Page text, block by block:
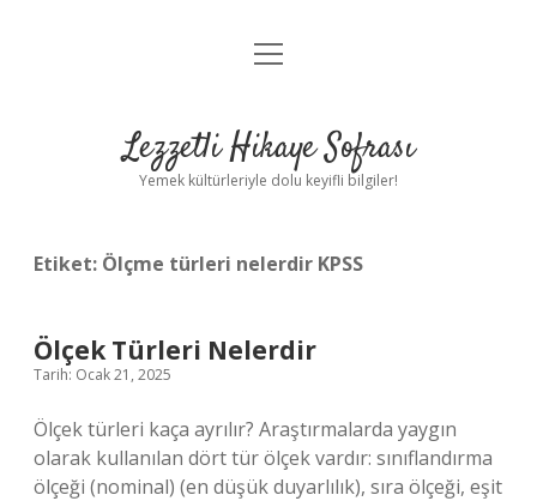
Anasayfa
Yasal Uyarı
menüyü
Lezzetli Hikaye Sofrası
Yemek kültürleriyle dolu keyifli bilgiler!
Etiket: Ölçme türleri nelerdir KPSS
Ölçek Türleri Nelerdir
Tarih: Ocak 21, 2025
Ölçek türleri kaça ayrılır? Araştırmalarda yaygın
olarak kullanılan dört tür ölçek vardır: sınıflandırma
ölçeği (nominal) (en düşük duyarlılık), sıra ölçeği, eşit